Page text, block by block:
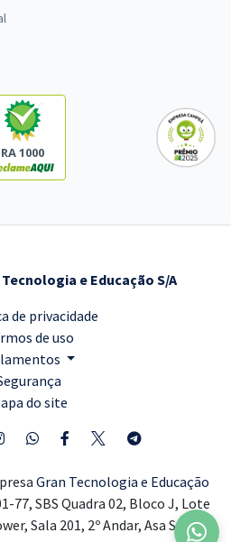
RA 1000
Tecnologia e Educação S/A
de privacidade
de uso
do site
Gran Tecnologia e Educação
77, SBS Quadra 02, Bloco J, Lote
Sala 201, 2º Andar, Asa Sul,